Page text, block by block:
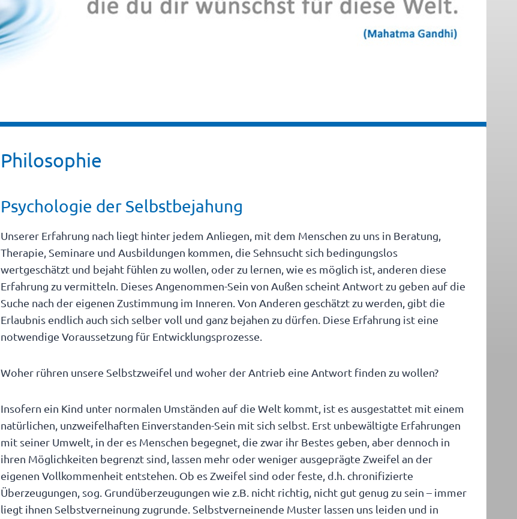
Philosophie
Psychologie der Selbstbejahung
Unserer Erfahrung nach liegt hinter jedem Anliegen, mit dem Menschen zu uns in Beratung,
Therapie, Seminare und Ausbildungen kommen, die Sehnsucht sich bedingungslos
wertgeschätzt und bejaht fühlen zu wollen, oder zu lernen, wie es möglich ist, anderen diese
Erfahrung zu vermitteln. Dieses Angenommen-Sein von Außen scheint Antwort zu geben auf die
Suche nach der eigenen Zustimmung im Inneren. Von Anderen geschätzt zu werden, gibt die
Erlaubnis endlich auch sich selber voll und ganz bejahen zu dürfen. Diese Erfahrung ist eine
notwendige Voraussetzung für Entwicklungsprozesse.
Woher rühren unsere Selbstzweifel und woher der Antrieb eine Antwort finden zu wollen?
Insofern ein Kind unter normalen Umständen auf die Welt kommt, ist es ausgestattet mit einem
natürlichen, unzweifelhaften Einverstanden-Sein mit sich selbst. Erst unbewältigte Erfahrungen
mit seiner Umwelt, in der es Menschen begegnet, die zwar ihr Bestes geben, aber dennoch in
ihren Möglichkeiten begrenzt sind, lassen mehr oder weniger ausgeprägte Zweifel an der
eigenen Vollkommenheit entstehen. Ob es Zweifel sind oder feste, d.h. chronifizierte
Überzeugungen, sog. Grundüberzeugungen wie z.B. nicht richtig, nicht gut genug zu sein – immer
liegt ihnen Selbstverneinung zugrunde. Selbstverneinende Muster lassen uns leiden und in